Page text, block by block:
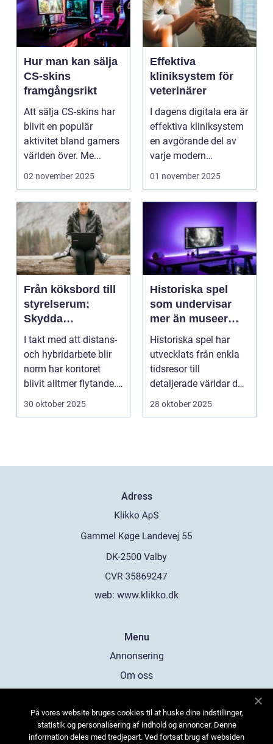
Hur man kan sälja
CS-skins
framgångsrikt
Att sälja CS-skins har
blivit en populär
aktivitet bland gamers
världen över. Me...
02 november 2025
Effektiva
kliniksystem för
veterinärer
I dagens digitala era är
effektiva kliniksystem
en avgörande del av
varje modern
veterin&a...
01 november 2025
Från köksbord till
styrelserum:
Skydda
företagsdata när
kontoret är överallt
I takt med att distans-
och hybridarbete blir
norm har kontoret
blivit alltmer flytande.
Företa...
30 oktober 2025
Historiska spel
som undervisar
mer än museer
någonsin kan
Historiska spel har
utvecklats från enkla
tidsresor till
detaljerade världar där
spe...
28 oktober 2025
Adress
web: www.klikko.dk
Menu
Annonsering
Om oss
Kontakta oss
Sitemap
På vores website bruges cookies til at huske dine indstillinger,
statistik og personalisering af indhold og annoncer. Denne
information deles med tredjepart. Ved fortsat brug af websiden